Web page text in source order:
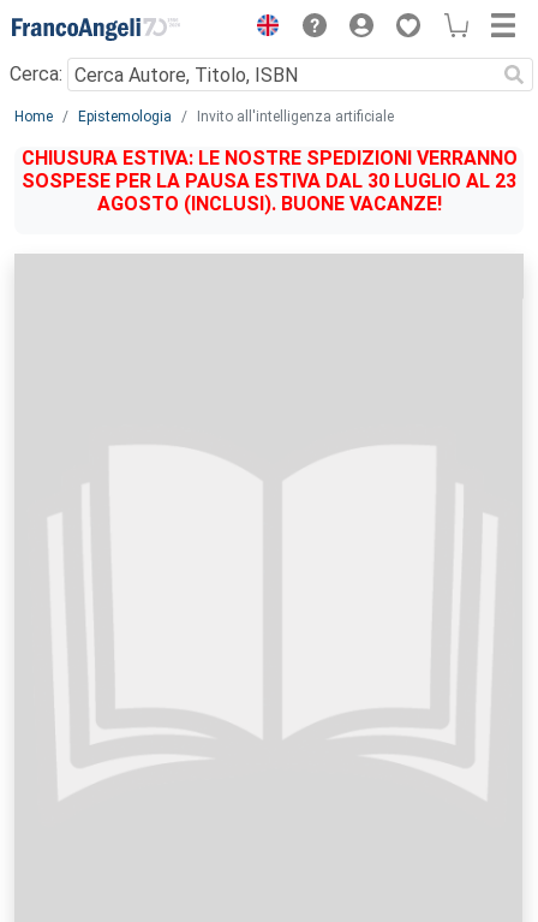
Menu
Cerca:
Main content
Home Epistemologia Invito all'intelligenza artificiale
CHIUSURA ESTIVA: LE NOSTRE SPEDIZIONI VERRANNO
SOSPESE PER LA PAUSA ESTIVA DAL 30 LUGLIO AL 23
AGOSTO (INCLUSI). BUONE VACANZE!